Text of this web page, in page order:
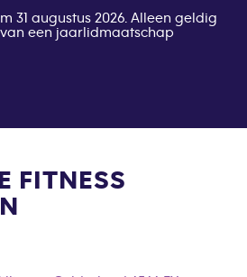
31 augustus 2026. Alleen geldig
een jaarlidmaatschap
FITNESS